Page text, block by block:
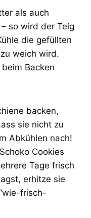
als auch
so wird der Teig
die gefüllten
weich wird.
Backen
backen,
sie nicht zu
Abkühlen nach!
Cookies
Tage frisch
erhitze sie
frisch-